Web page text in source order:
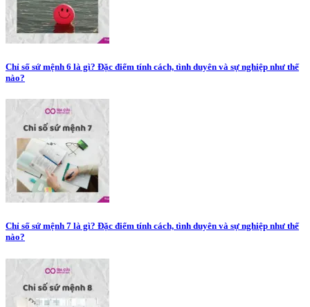
Chỉ số sứ mệnh 6 là gì? Đặc điểm tính cách, tình duyên và sự nghiệp như thế
nào?
Chỉ số sứ mệnh 7 là gì? Đặc điểm tính cách, tình duyên và sự nghiệp như thế
nào?